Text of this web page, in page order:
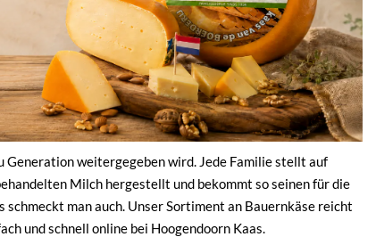
weitergegeben wird. Jede Familie stellt auf
Milch hergestellt und bekommt so seinen für die
man auch. Unser Sortiment an Bauernkäse reicht
und schnell online bei Hoogendoorn Kaas.